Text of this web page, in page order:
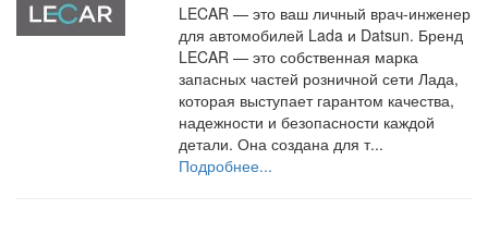
LECAR — это ваш личный врач-инженер
для автомобилей Lada и Datsun. Бренд
LECAR — это собственная марка
запасных частей розничной сети Лада,
которая выступает гарантом качества,
надежности и безопасности каждой
детали. Она создана для т...
Подробнее...